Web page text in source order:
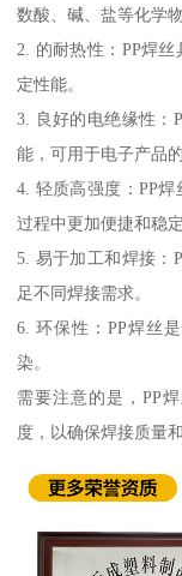
数酸、碱、盐等化学
2. 的耐热性：PP焊
定性能。
3. 良好的电绝缘性：
能，可用于电子产品
4. 轻质高强度：PP
过程中更加便捷和稳定
5. 易于加工和焊接：
足不同焊接需求。
6. 环保性：PP焊丝
染。
需要注意的是，PP
度，以确保焊接质量